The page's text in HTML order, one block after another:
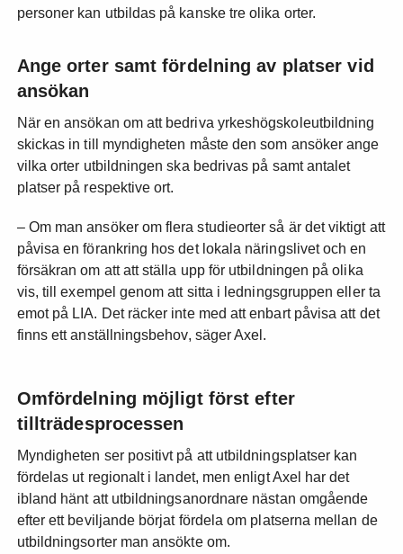
personer kan utbildas på kanske tre olika orter.
Ange orter samt fördelning av platser vid
ansökan
När en ansökan om att bedriva yrkeshögskoleutbildning
skickas in till myndigheten måste den som ansöker ange
vilka orter utbildningen ska bedrivas på samt antalet
platser på respektive ort.
– Om man ansöker om flera studieorter så är det viktigt att
påvisa en förankring hos det lokala näringslivet och en
försäkran om att att ställa upp för utbildningen på olika
vis, till exempel genom att sitta i ledningsgruppen eller ta
emot på LIA. Det räcker inte med att enbart påvisa att det
finns ett anställningsbehov, säger Axel.
Omfördelning möjligt först efter
tillträdesprocessen
Myndigheten ser positivt på att utbildningsplatser kan
fördelas ut regionalt i landet, men enligt Axel har det
ibland hänt att utbildningsanordnare nästan omgående
efter ett beviljande börjat fördela om platserna mellan de
utbildningsorter man ansökte om.